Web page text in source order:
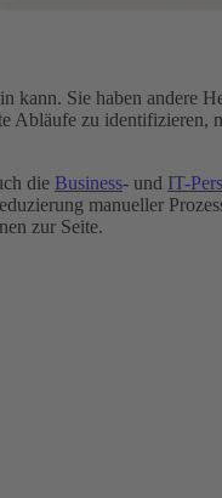
Sie haben andere
zu
die Business- und IT-
manueller
zur Seite.